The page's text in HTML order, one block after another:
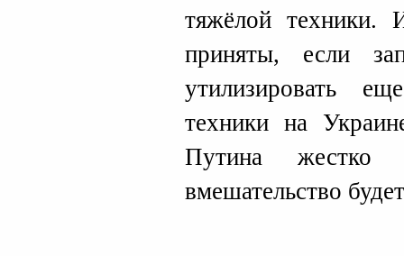
тяжёлой техники.
приняты, если
утилизировать
техники на
Путина жестко
вмешательство